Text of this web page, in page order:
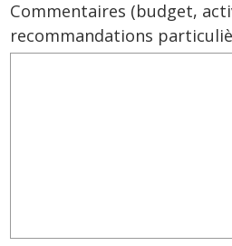
Commentaires (budget,
recommandations